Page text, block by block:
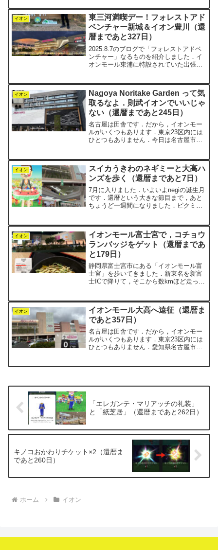
景にちょっとドキドキ．思わずスマホを
取り出しパシャリ．広く囲ま...
イオン
東三河満喫デー！フォレストアド
ベンチャー新城＆イオン豊川（還
暦まであと327日）
2025.8.7のブログで「フォレストアドベ
ンチャー」なるものを紹介しました．イ
オンモール東浦に特設されていた出張版
たい！」となり，negi家で挑戦してきま
した．行った...
イオン
Nagoya Noritake Garden って気
取るなよ．則武イオンでいいじゃ
ない（還暦まであと245日）
名古屋は田舎です．だから，イオンモー
ルがいくつもあります．東京23区内には
ひとつもありません．今日は名古屋市西
武（のりたけ）というのは，このあたり
の地...
イオン
スイカうきわのネギミーと大高ハ
ンズを歩く（還暦まであと7日）
7月に入りました．いよいよnegiの誕生月
です．還暦という大きな節目まで，あと
ちょうど一週間になりました．ピクミン
ミー（negiのMii）を着替えさせることに
しました．...
イオン
イオンモール富士宮で，コチョウ
ランバッジをゲット（還暦まであ
と179日）
静岡県富士宮市にある「イオンモール富
士宮」を歩いてきました．新東名を新富
士ICで降りて，そこから数kmほど走った
イオンの看板がきれいに光っていまし
た．普段見慣れているピ...
イオン
イオンモール大高へ遠征（還暦ま
であと357日）
名古屋は田舎です．だから，イオンモー
ルがいくつもあります．東京23区内には
ひとつもありません．愛知県名古屋市緑
「エレガンテ・マリアッチの礼装」
と「紙芝居」（還暦まであと262日）
キノコおかわりチケット×2（還暦ま
であと260日）
ホーム イオン